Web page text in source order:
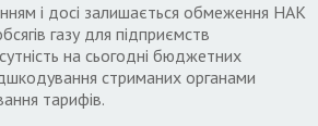
і досі залишається обмеження НАК
газу для підприємств
на сьогодні бюджетних
стриманих органами
тарифів.